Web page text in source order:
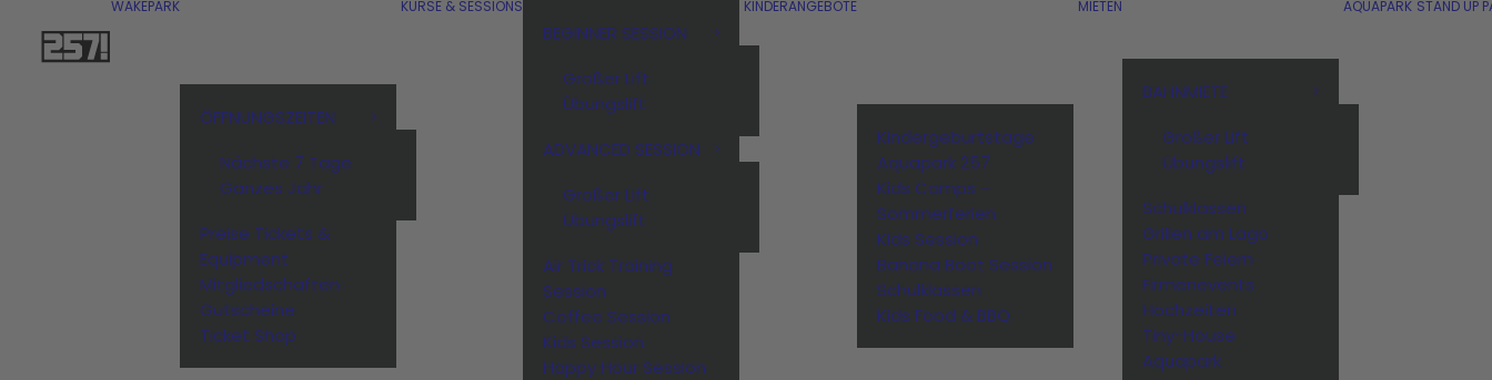
WAKEPARK
ÖFFNUNGSZEITEN
Nächste 7 Tage
Ganzes Jahr
Preise Tickets &
Equipment
Mitgliedschaften
Gutscheine
Ticket Shop
KURSE & SESSIONS
BEGINNER SESSION
Großer Lift
Übungslift
ADVANCED SESSION
Großer Lift
Übungslift
Air Trick Training
Session
Coffee Session
Kids Session
Happy Hour Session
KINDERANGEBOTE
Kindergeburtstage
Aquapark 257
Kids Camps –
Sommerferien
Kids Session
Banana Boot Session
Schulklassen
Kids Food & BBQ
MIETEN
BAHNMIETE
Großer Lift
Übungslift
Schulklassen
Grillen am Lago
Private Feiern
Firmenevents
Hochzeiten
Tiny-House
Aquapark
AQUAPARK STAND UP